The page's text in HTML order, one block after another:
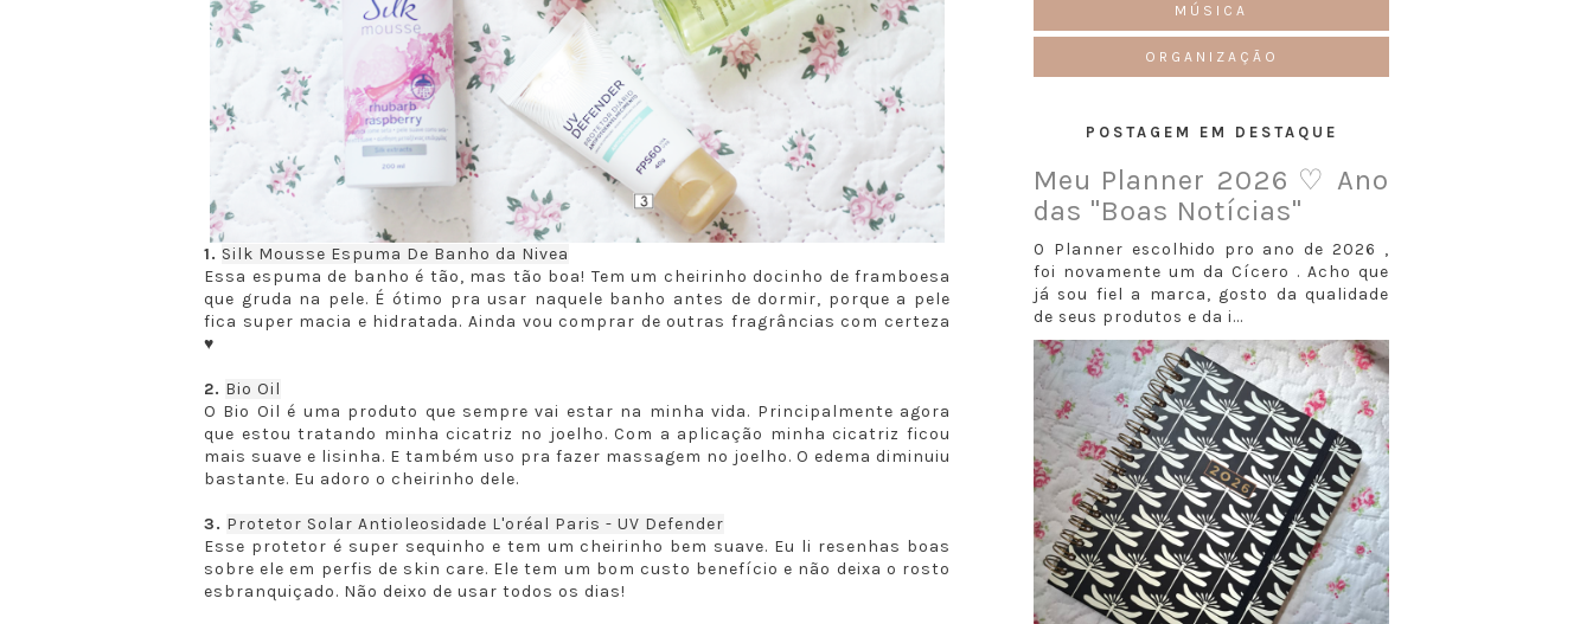
1. Silk Mousse Espuma De Banho da Nivea
Essa espuma de banho é tão, mas tão boa! Tem um cheirinho docinho de framboesa
que gruda na pele. É ótimo pra usar naquele banho antes de dormir, porque a pele
fica super macia e hidratada. Ainda vou comprar de outras fragrâncias com certeza
♥
2. Bio Oil
O Bio Oil é uma produto que sempre vai estar na minha vida. Principalmente agora
que estou tratando minha cicatriz no joelho. Com a aplicação minha cicatriz ficou
mais suave e lisinha. E também uso pra fazer massagem no joelho. O edema diminuiu
bastante. Eu adoro o cheirinho dele.
3. Protetor Solar Antioleosidade L'oréal Paris - UV Defender
Esse protetor é super sequinho e tem um cheirinho bem suave. Eu li resenhas boas
sobre ele em perfis de skin care. Ele tem um bom custo benefício e não deixa o rosto
esbranquiçado. Não deixo de usar todos os dias!
MÚSICA
ORGANIZAÇÃO
POSTAGEM EM DESTAQUE
Meu Planner 2026 ♡ Ano
das "Boas Notícias"
O Planner escolhido pro ano de 2026 ,
foi novamente um da Cícero . Acho que
já sou fiel a marca, gosto da qualidade
de seus produtos e da i...